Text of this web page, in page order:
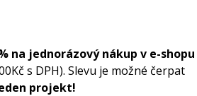
na jednorázový nákup v e-shopu
s DPH). Slevu je možné čerpat
projekt!